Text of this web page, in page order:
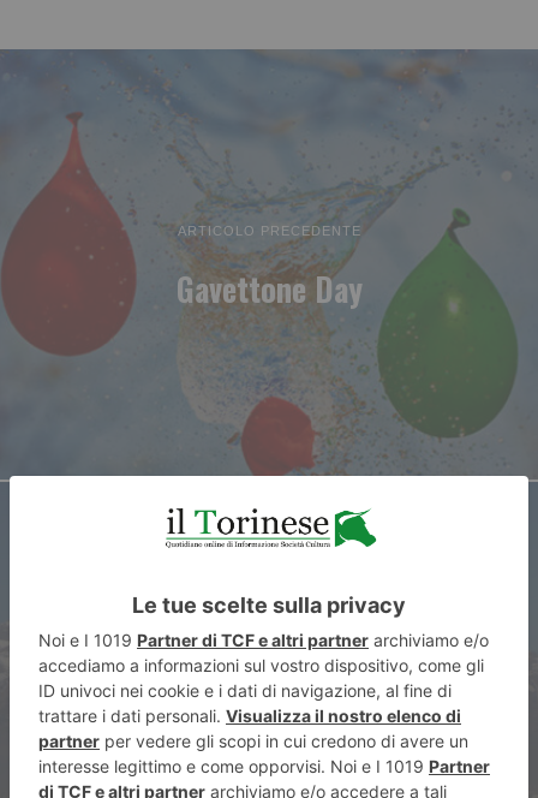
ARTICOLO PRECEDENTE
Gavettone Day
ARTICOLO SUCCESSIVO
In Afghanistan il tramonto
dell’Occidente